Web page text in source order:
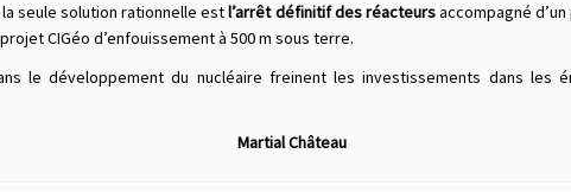
seule solution rationnelle estl’arrêt définitif des réacteursaccompagné
CIGéo d’enfouissement à 500 m sous terre.
le développement du nucléaire freinent les investissements dans les
Château